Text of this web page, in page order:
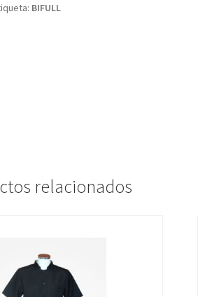
BIFULL
relacionados